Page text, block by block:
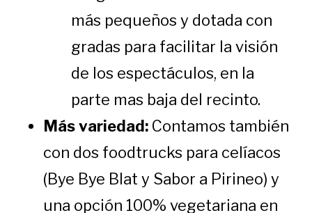
más pequeños y dotada con
gradas para facilitar la visión
de los espectáculos, en la
parte mas baja del recinto.
Más variedad: Contamos también
con dos foodtrucks para celíacos
(Bye Bye Blat y Sabor a Pirineo) y
una opción 100% vegetariana en